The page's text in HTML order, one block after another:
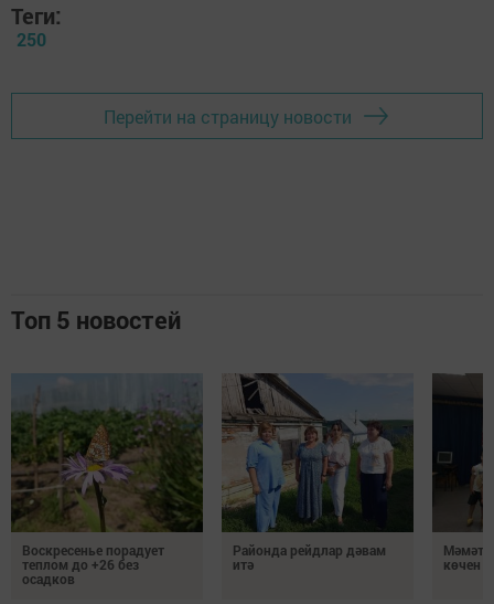
Теги:
250
Перейти на страницу новости
Топ 5 новостей
Воскресенье порадует
теплом до +26 без
осадков
Районда рейдлар дәвам
итә
көчен